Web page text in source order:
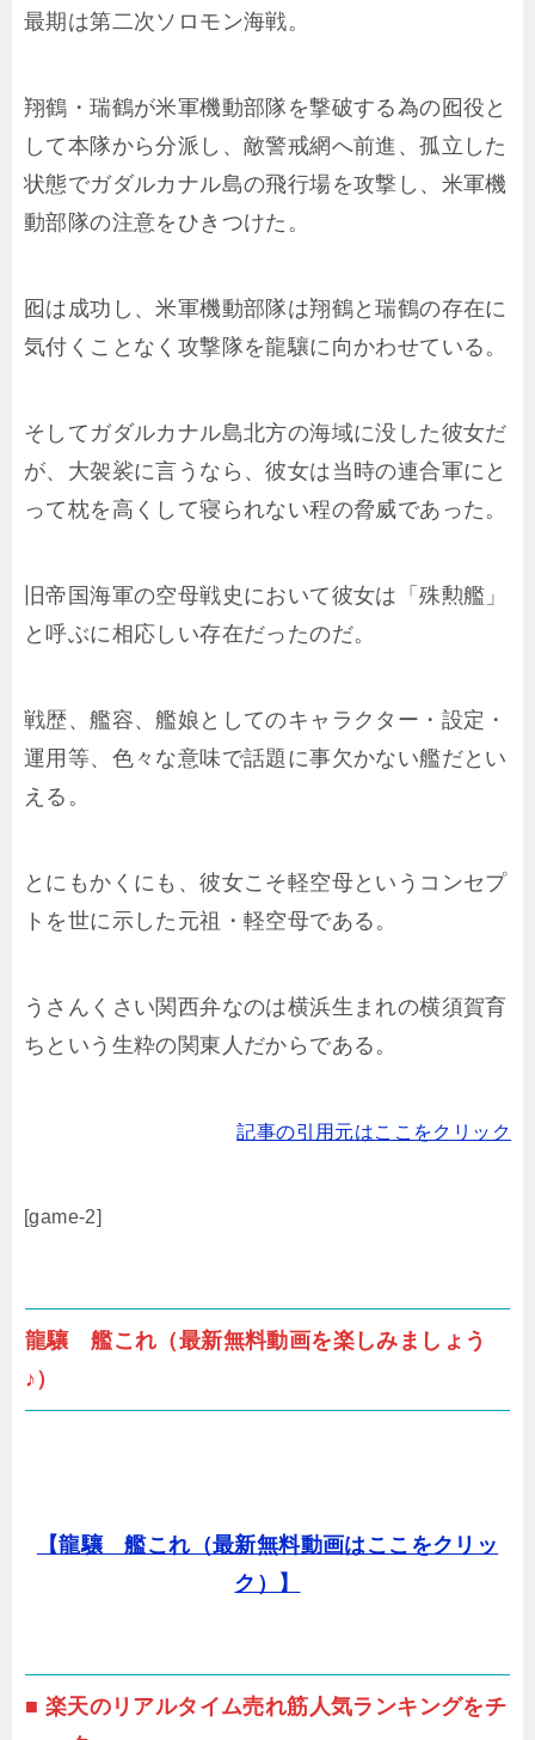
最期は第二次ソロモン海戦。
翔鶴・瑞鶴が米軍機動部隊を撃破する為の囮役と
して本隊から分派し、敵警戒網へ前進、孤立した
状態でガダルカナル島の飛行場を攻撃し、米軍機
動部隊の注意をひきつけた。
囮は成功し、米軍機動部隊は翔鶴と瑞鶴の存在に
気付くことなく攻撃隊を龍驤に向かわせている。
そしてガダルカナル島北方の海域に没した彼女だ
が、大袈裟に言うなら、彼女は当時の連合軍にと
って枕を高くして寝られない程の脅威であった。
旧帝国海軍の空母戦史において彼女は「殊勲艦」
と呼ぶに相応しい存在だったのだ。
戦歴、艦容、艦娘としてのキャラクター・設定・
運用等、色々な意味で話題に事欠かない艦だとい
える。
とにもかくにも、彼女こそ軽空母というコンセプ
トを世に示した元祖・軽空母である。
うさんくさい関西弁なのは横浜生まれの横須賀育
ちという生粋の関東人だからである。
記事の引用元はここをクリック
[game-2]
龍驤 艦これ（最新無料動画を楽しみましょう
♪）
【龍驤 艦これ（最新無料動画はここをクリッ
ク）】
■ 楽天のリアルタイム売れ筋人気ランキングをチ